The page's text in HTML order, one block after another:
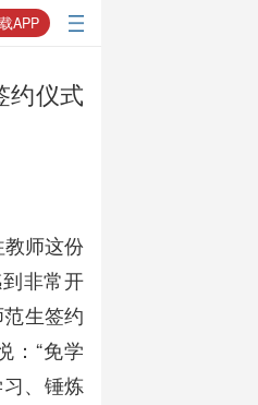
APP
约仪式
师这份
非常开
生签约
：“免学
、锤炼